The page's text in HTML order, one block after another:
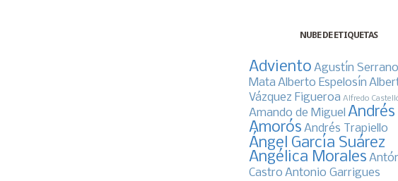
NUBE DE ETIQUETAS
Adviento Agustín Serrano
Mata Alberto Espelosín
Vázquez Figueroa Alfredo
Amando de Miguel Andrés
Amorós Andrés Trapiello
Ángel García Suárez
Angélica Morales
Castro Antonio Garrigues